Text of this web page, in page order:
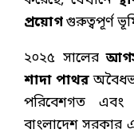
প্রয়োগগুরুত্বপূর্ণ
২০২৫ সালের
শাদা পাথর
পরিবেশগত এবং
বাংলাদেশ সরকার